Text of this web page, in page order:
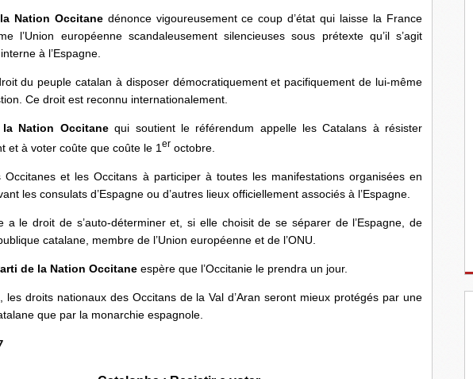
Nation Occitanedénonce vigoureusement ce coup d’état qui laisse la France
l’Union européenne scandaleusement silencieuses sous prétexte qu’il s’agit
à l’Espagne.
du peuple catalan à disposer démocratiquement et pacifiquement de lui-même
Ce droit est reconnu internationalement.
Nation Occitanequi soutient le référendum appelle les Catalans à résister
et à voter coûte que coûte le 1er octobre.
Occitanes et les Occitans à participer à toutes les manifestations organisées en
les consulats d’Espagne ou d’autres lieux officiellement associés à l’Espagne.
a le droit de s’auto-déterminer et, si elle choisit de se séparer de l’Espagne, de
catalane, membre de l’Union européenne et de l’ONU.
de la Nation Occitane espère que l’Occitanie le prendra un jour.
les droits nationaux des Occitans de la Val d’Aran seront mieux protégés par une
que par la monarchie espagnole.